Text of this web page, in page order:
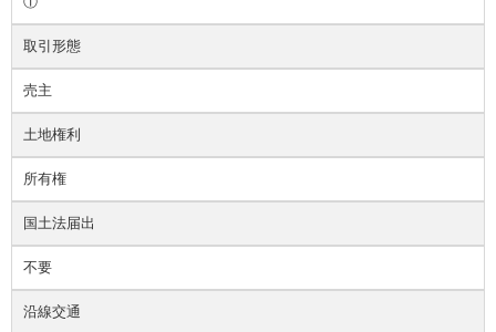
取引形態
売主
土地権利
所有権
国土法届出
不要
沿線交通